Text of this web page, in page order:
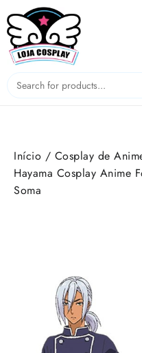
to
content
Início / Cosplay de
Hayama​​​​​​​ Cosplay Anime
Soma